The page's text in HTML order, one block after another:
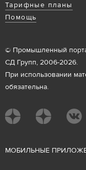
Тарифные планы
Помощь
© Промышленный
СД Групп, 2006-2026.
При использовании
обязательна.
МОБИЛЬНЫЕ